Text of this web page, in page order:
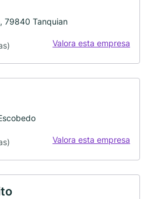
79840 Tanquian
Valora esta empresa
Valora esta empresa